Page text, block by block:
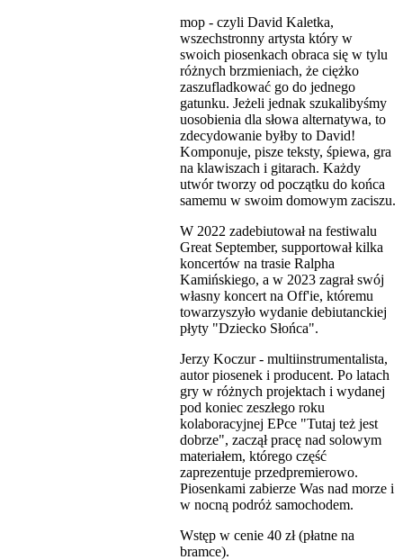
mop - czyli David Kaletka,
wszechstronny artysta który w
swoich piosenkach obraca się w tylu
różnych brzmieniach, że ciężko
zaszufladkować go do jednego
gatunku. Jeżeli jednak szukalibyśmy
uosobienia dla słowa alternatywa, to
zdecydowanie byłby to David!
Komponuje, pisze teksty, śpiewa, gra
na klawiszach i gitarach. Każdy
utwór tworzy od początku do końca
samemu w swoim domowym zaciszu.
W 2022 zadebiutował na festiwalu
Great September, supportował kilka
koncertów na trasie Ralpha
Kamińskiego, a w 2023 zagrał swój
własny koncert na Off'ie, któremu
towarzyszyło wydanie debiutanckiej
płyty "Dziecko Słońca".
Jerzy Koczur - multiinstrumentalista,
autor piosenek i producent. Po latach
gry w różnych projektach i wydanej
pod koniec zeszłego roku
kolaboracyjnej EPce "Tutaj też jest
dobrze", zaczął pracę nad solowym
materiałem, którego część
zaprezentuje przedpremierowo.
Piosenkami zabierze Was nad morze i
w nocną podróż samochodem.
Wstęp w cenie 40 zł (płatne na
bramce).